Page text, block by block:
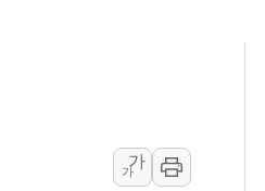
불안 속 유가 상승에 소폭 하락...금융
가뭄 숙지나...경북동해안권 8~9일
예·파키스탄, '공동방위협정' 체결…
3.3㎡당 7250만원…써밋 클라비온 59
가
가